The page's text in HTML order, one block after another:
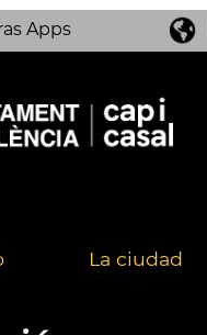
Apps
La ciudad